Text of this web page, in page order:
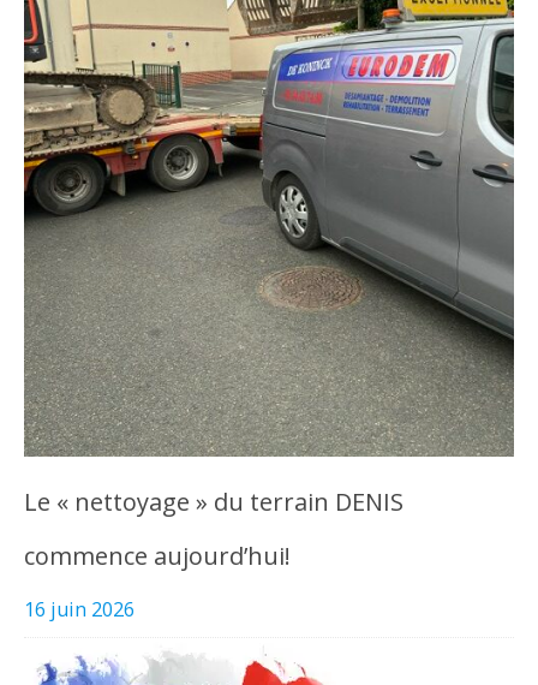
Le « nettoyage » du terrain DENIS
commence aujourd’hui!
16 juin 2026